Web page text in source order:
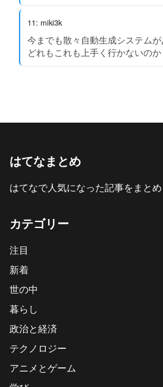
11: miki3k
今までも散々自動生成システム
どれもこれも上手く行かないのか
はてなまとめ
はてなで人気になった記事をまと
カテゴリー
注目
新着
世の中
暮らし
政治と経済
テクノロジー
アニメとゲーム